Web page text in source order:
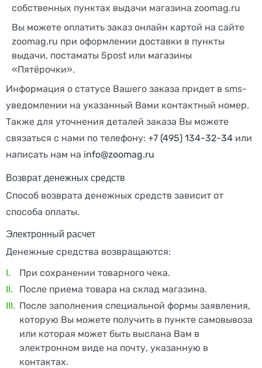
собственных пунктах выдачи магазина zoomag.ru
Вы можете оплатить заказ онлайн картой на сайте
zoomag.ru при оформлении доставки в пункты
выдачи, постаматы 5post или магазины
«Пятёрочки».
Информация о статусе Вашего заказа придет в sms-
уведомлении на указанный Вами контактный номер.
Также для уточнения деталей заказа Вы можете
связаться с нами по телефону: +7 (495) 134-32-34 или
написать нам на info@zoomag.ru
Возврат денежных средств
Способ возврата денежных средств зависит от
способа оплаты.
Электронный расчет
Денежные средства возвращаются:
При сохранении товарного чека.
После приема товара на склад магазина.
После заполнения специальной формы заявления,
которую Вы можете получить в пункте самовывоза
или которая может быть выслана Вам в
электронном виде на почту, указанную в
контактах.